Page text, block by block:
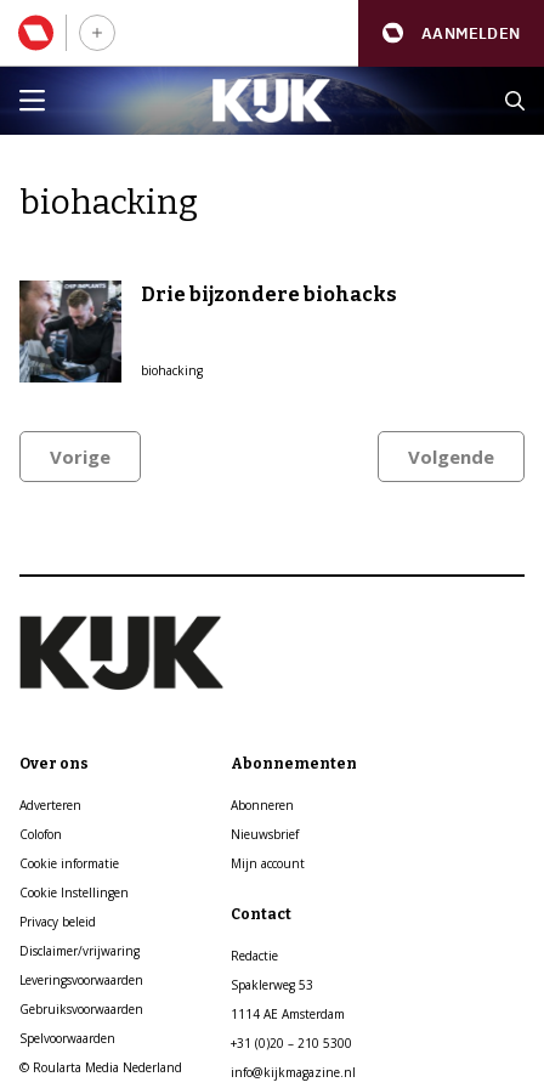
AANMELDEN
biohacking
Drie bijzondere biohacks
biohacking
Vorige Volgende
Over ons
Adverteren
Colofon
Cookie informatie
Cookie Instellingen
Privacy beleid
Disclaimer/vrijwaring
Leveringsvoorwaarden
Gebruiksvoorwaarden
Spelvoorwaarden
© Roularta Media Nederland
Abonnementen
Abonneren
Nieuwsbrief
Mijn account
Contact
Redactie
Spaklerweg 53
1114 AE Amsterdam
+31 (0)20 – 210 5300
info@kijkmagazine.nl